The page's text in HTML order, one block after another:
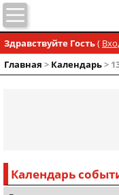
Здравствуйте Гость(
Главная > Календарь>
Календарь